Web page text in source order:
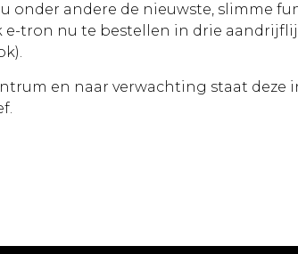
onder andere de nieuwste, slimme
e-tron nu te bestellen in drie
en naar verwachting staat deze